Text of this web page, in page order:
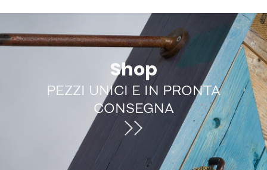
Shop
PEZZI UNICI E IN PRONTA
CONSEGNA